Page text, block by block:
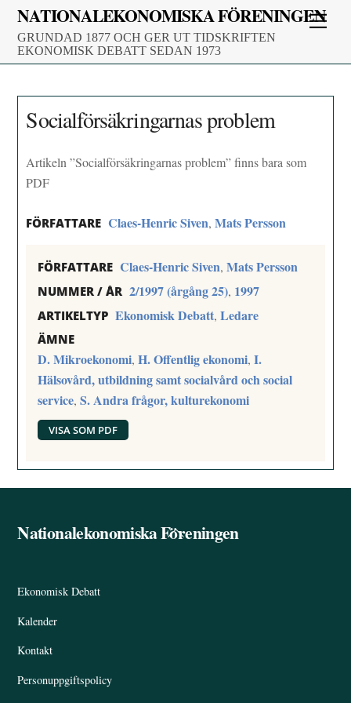
Skip
content
NATIONALEKONOMISKA FÖRENINGEN
GRUNDAD 1877 OCH GER UT TIDSKRIFTEN
EKONOMISK DEBATT SEDAN 1973
Socialförsäkringarnas problem
Artikeln ”Socialförsäkringarnas problem” finns bara som
PDF
FÖRFATTARE Claes-Henric Siven,Mats Persson
FÖRFATTARE Claes-Henric Siven,Mats Persson
NUMMER / ÅR 2/1997 (årgång 25), 1997
ARTIKELTYP Ekonomisk Debatt,Ledare
ÄMNE
D. Mikroekonomi,H. Offentlig ekonomi,I.
Hälsovård, utbildning samt socialvård och social
service,S. Andra frågor, kulturekonomi
VISA SOM PDF
Back
Nationalekonomiska Föreningen
Ekonomisk Debatt
Kalender
Kontakt
Personuppgiftspolicy